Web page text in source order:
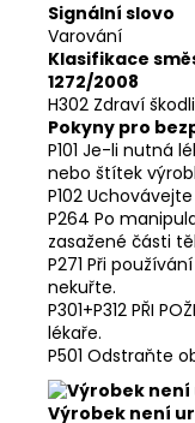
Signální slovo
Varování
Klasifikace
1272/2008
H302 Zdraví
Pokyny pro
P101 Je-li nutná
nebo štítek
P102
P264 Po
zasažené části
P271 Při
nekuřte.
P301+P312 PŘI
lékaře.
P501 Odstraňte